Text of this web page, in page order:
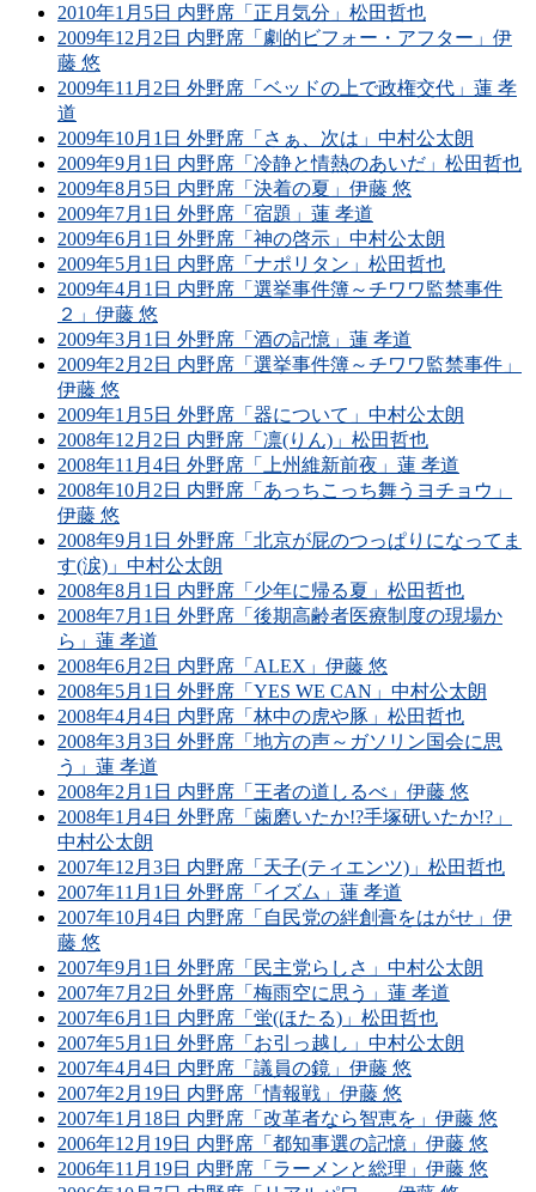
2010年1月5日 内野席「正月気分」松田哲也
2009年12月2日 内野席「劇的ビフォー・アフター」伊
藤 悠
2009年11月2日 外野席「ベッドの上で政権交代」蓮 孝
道
2009年10月1日 外野席「さぁ、次は」中村公太朗
2009年9月1日 内野席「冷静と情熱のあいだ」松田哲也
2009年8月5日 内野席「決着の夏」伊藤 悠
2009年7月1日 外野席「宿題」蓮 孝道
2009年6月1日 外野席「神の啓示」中村公太朗
2009年5月1日 内野席「ナポリタン」松田哲也
2009年4月1日 内野席「選挙事件簿～チワワ監禁事件
２」伊藤 悠
2009年3月1日 外野席「酒の記憶」蓮 孝道
2009年2月2日 内野席「選挙事件簿～チワワ監禁事件」
伊藤 悠
2009年1月5日 外野席「器について」中村公太朗
2008年12月2日 内野席「凛(りん)」松田哲也
2008年11月4日 外野席「上州維新前夜」蓮 孝道
2008年10月2日 内野席「あっちこっち舞うヨチョウ」
伊藤 悠
2008年9月1日 外野席「北京が屁のつっぱりになってま
す(涙)」中村公太朗
2008年8月1日 内野席「少年に帰る夏」松田哲也
2008年7月1日 外野席「後期高齢者医療制度の現場か
ら」蓮 孝道
2008年6月2日 内野席「ALEX」伊藤 悠
2008年5月1日 外野席「YES WE CAN」中村公太朗
2008年4月4日 内野席「林中の虎や豚」松田哲也
2008年3月3日 外野席「地方の声～ガソリン国会に思
う」蓮 孝道
2008年2月1日 内野席「王者の道しるべ」伊藤 悠
2008年1月4日 外野席「歯磨いたか!?手塚研いたか!?」
中村公太朗
2007年12月3日 内野席「天子(ティエンツ)」松田哲也
2007年11月1日 外野席「イズム」蓮 孝道
2007年10月4日 内野席「自民党の絆創膏をはがせ」伊
藤 悠
2007年9月1日 外野席「民主党らしさ」中村公太朗
2007年7月2日 外野席「梅雨空に思う」蓮 孝道
2007年6月1日 内野席「蛍(ほたる)」松田哲也
2007年5月1日 外野席「お引っ越し」中村公太朗
2007年4月4日 内野席「議員の鏡」伊藤 悠
2007年2月19日 内野席「情報戦」伊藤 悠
2007年1月18日 内野席「改革者なら智恵を」伊藤 悠
2006年12月19日 内野席「都知事選の記憶」伊藤 悠
2006年11月19日 内野席「ラーメンと総理」伊藤 悠